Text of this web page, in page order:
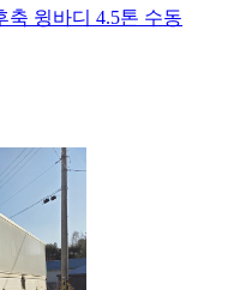
축 윙바디 4.5톤 수동